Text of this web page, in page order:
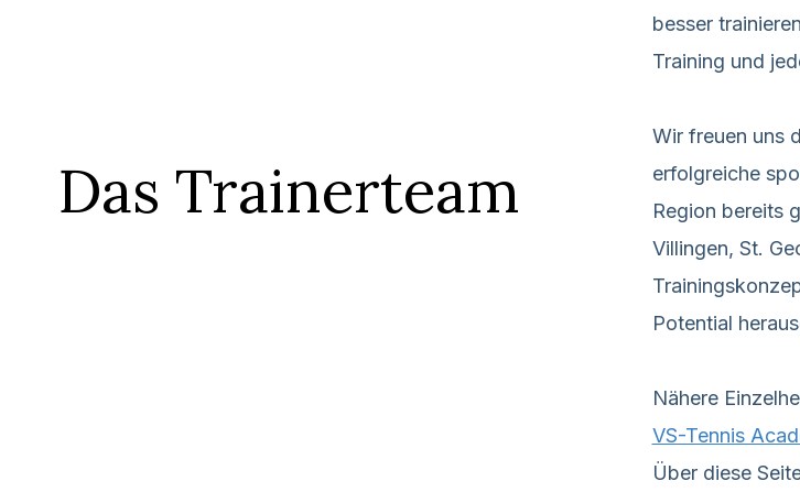
Das Trainerteam
besser
Training und
Wir freuen uns
erfolgreiche
Region bereits
Villingen, St.
Potential
Nähere
VS-Tennis
Über diese